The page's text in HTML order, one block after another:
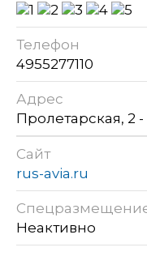
Телефон
4955277110
Адрес
Пролетарская, 2
Сайт
rus-avia.ru
Неактивно